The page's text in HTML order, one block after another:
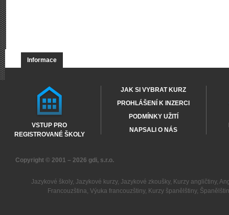
Informace
VSTUP PRO
REGISTROVANÉ ŠKOLY
JAK SI VYBRAT KURZ
PROHLÁŠENÍ K INZERCI
PODMÍNKY UŽITÍ
NAPSALI O NÁS
Copyright © 2001 – 2026 gdi, s.r.o.
Jazykové školy, Jazykové kurzy, Jazykové zkoušky, Kurzy angličtiny,
Francouzština,Výuka francouzštiny, Kurzy španělštiny,